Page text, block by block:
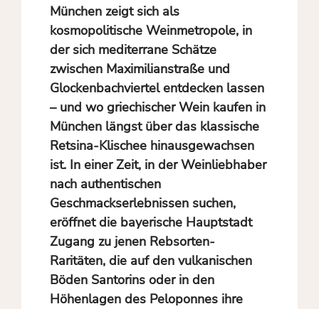
München zeigt sich als
kosmopolitische Weinmetropole, in
der sich mediterrane Schätze
zwischen Maximilianstraße und
Glockenbachviertel entdecken lassen
– und wo griechischer Wein kaufen in
München längst über das klassische
Retsina-Klischee hinausgewachsen
ist. In einer Zeit, in der Weinliebhaber
nach authentischen
Geschmackserlebnissen suchen,
eröffnet die bayerische Hauptstadt
Zugang zu jenen Rebsorten-
Raritäten, die auf den vulkanischen
Böden Santorins oder in den
Höhenlagen des Peloponnes ihre